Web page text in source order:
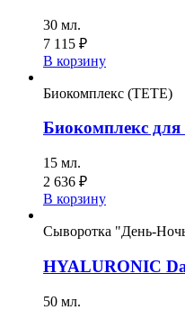
30 мл.
7 115 ₽
В корзину
Биокомплекс (TETE)
Биокомплекс для
15 мл.
2 636 ₽
В корзину
Сыворотка "День-
HYALURONIC
50 мл.